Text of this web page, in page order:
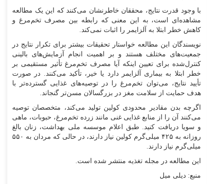
با وجود قدرت نتایج، محققان خاطرنشان می‌کنند که این یک مطالعه
مشاهده‌ای است، به این معنی که رابطه بین مصرف تخم‌مرغ و
کاهش خطر ابتلا به آلزایمر را اثبات نمی‌کند.
نویسندگان این مطالعه خواستار تحقیقات بیشتر برای تکرار نتایج در
جمعیت‌های مختلف هستند و بر اهمیت انجام آزمایش‌های بالینی
کنترل‌شده برای تعیین اینکه آیا مصرف تخم‌مرغ تأثیر مستقیمی بر
خطر ابتلا به بیماری آلزایمر دارد یا خیر، تأکید می‌کنند. در صورت
تأیید نتایج، می‌توان تخم‌مرغ را در توصیه‌های غذایی گسترده‌تر با
هدف حمایت از سلامت مغز در بزرگسالان مسن‌تر گنجاند.
اگرچه بدن مقادیر محدودی کولین تولید می‌کند، متخصصان توصیه
می‌کنند آن را از منابع غذایی غنی مانند زرده تخم‌مرغ، حبوبات، ماهی
و سویا دریافت کنید. طبق اعلام موسسه ملی بهداشت، زنان بالغ
روزانه به ۴۲۵ میلی‌گرم کولین نیاز دارند، در حالی که مردان به ۵۵۰
میلی‌گرم نیاز دارند.
این مطالعه در مجله تغذیه منتشر شده است.
منبع: دیلی میل